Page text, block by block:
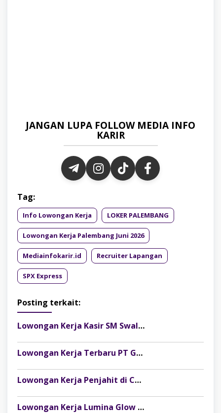
JANGAN LUPA FOLLOW MEDIA INFO
KARIR
Tag:
Info Lowongan Kerja LOKER PALEMBANG
Lowongan Kerja Palembang Juni 2026
Mediainfokarir.id Recruiter Lapangan
SPX Express
Posting terkait:
Lowongan Kerja Kasir SM Swalayan Lubuklinggau (SM Group)
Lowongan Kerja Terbaru PT Gelora Citra Kimia Abadi Palembang
Lowongan Kerja Penjahit di CV Dago Bima Perkasa (MRSM Studio) Lubuk Linggau
Lowongan Kerja Lumina Glow Clinic & Salon Palembang Terbaru